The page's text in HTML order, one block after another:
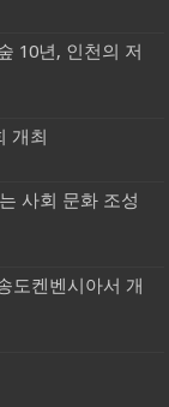
10년, 인천의 저
개최
사회 문화 조성
도켄벤시아서 개